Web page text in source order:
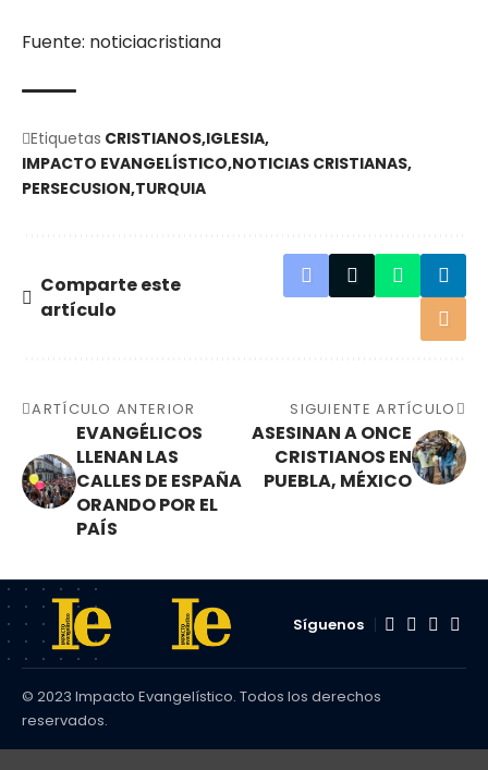
Fuente: noticiacristiana
Etiquetas CRISTIANOS IGLESIA
IMPACTO EVANGELÍSTICO NOTICIAS CRISTIANAS
PERSECUSION TURQUIA
Comparte este
artículo
ARTÍCULO ANTERIOR
EVANGÉLICOS
LLENAN LAS
CALLES DE ESPAÑA
ORANDO POR EL
PAÍS
SIGUIENTE ARTÍCULO
ASESINAN A ONCE
CRISTIANOS EN
PUEBLA, MÉXICO
Síguenos
© 2023 Impacto Evangelístico. Todos los derechos
reservados.